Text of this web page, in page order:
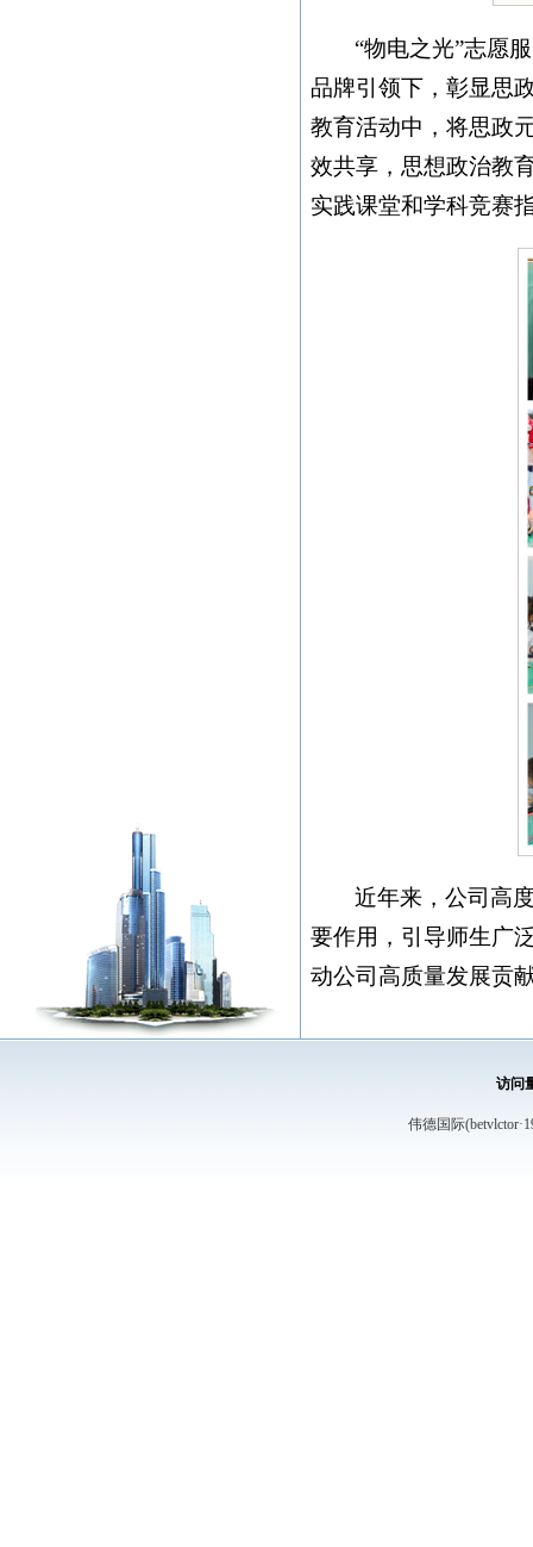
“物电之光”志愿
品牌引领下，彰显思
教育活动中，将思政
效共享，思想政治教
实践课堂和学科竞赛
近年来，公司高
要作用，引导师生广
动公司高质量发展贡
访问
伟德国际